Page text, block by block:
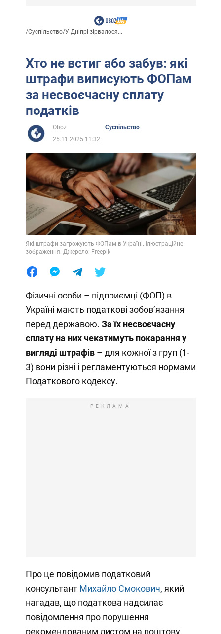
/Суспільство/У Дніпрі зірвалося...
Хто не встиг або забув: які
штрафи виписують ФОПам
за несвоєчасну сплату
податків
Oboz
Суспільство
25.11.2025 11:32
Які штрафи загрожують ФОПам в Україні. Ілюстраційне
зображення. Джерело: Freepik
Фізичні особи – підприємці (ФОП) в
Україні мають податкові зобовʼязання
перед державою. За їх несвоєчасну
сплату на них чекатимуть покарання у
вигляді штрафів– для кожної з груп (1-
3) вони різні і регламентуються нормами
Податкового кодексу.
РЕКЛАМА
Про це повідомив податковий
консультант Михайло Смокович, який
нагадав, що податкова надсилає
повідомлення про порушення
рекомендованим листом на поштову